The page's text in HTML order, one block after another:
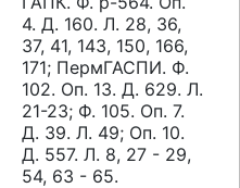
4. Д. 160. Л. 28, 36,
37, 41, 143, 150, 166,
171; ПермГАСПИ. Ф.
102. Оп. 13. Д. 629. Л.
21-23; Ф. 105. Оп. 7.
Д. 39. Л. 49; Оп. 10.
Д. 557. Л. 8, 27 - 29,
54, 63 - 65.